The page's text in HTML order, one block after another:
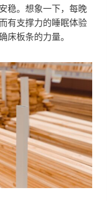
稳。想象一下，每晚
有支撑力的睡眠体验
床板条的力量。